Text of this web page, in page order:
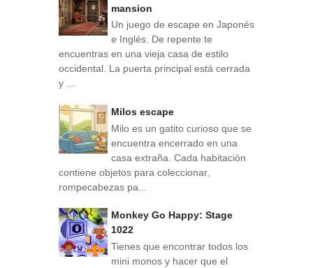
mansion
Un juego de escape en Japonés
e Inglés. De repente te
encuentras en una vieja casa de estilo
occidental. La puerta principal está cerrada
y ...
Milos escape
Milo es un gatito curioso que se
encuentra encerrado en una
casa extraña. Cada habitación
contiene objetos para coleccionar,
rompecabezas pa...
Monkey Go Happy: Stage
1022
Tienes que encontrar todos los
mini monos y hacer que el